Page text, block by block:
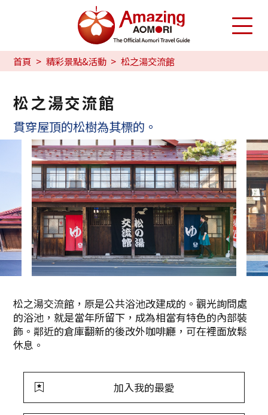
首頁 精彩景點&活動 松之湯交流館
松之湯交流館
貫穿屋頂的松樹為其標的。
松之湯交流館，原是公共浴池改建成的。觀光詢問處
的浴池，就是當年所留下，成為相當有特色的內部裝
飾。鄰近的倉庫翻新的後改外咖啡廳，可在裡面放鬆
休息。
加入我的最愛